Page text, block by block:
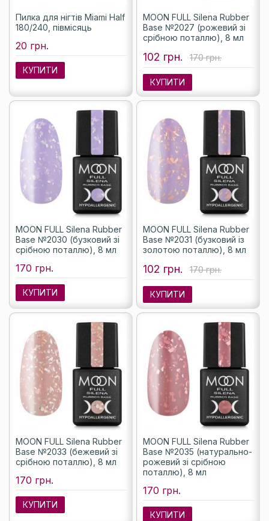
Пилка для нігтів Miami Half
180/240, півмісяць
20 грн.
КУПИТИ
MOON FULL Silena Rubber
Base №2027 (рожевий зі
срібною поталлю), 8 мл
102 грн. 170 грн.
КУПИТИ
MOON FULL Silena Rubber
Base №2030 (бузковий зі
срібною поталлю), 8 мл
170 грн.
КУПИТИ
MOON FULL Silena Rubber
Base №2031 (бузковий із
золотою поталлю), 8 мл
102 грн. 170 грн.
КУПИТИ
MOON FULL Silena Rubber
Base №2033 (бежевий зі
срібною поталлю), 8 мл
170 грн.
КУПИТИ
MOON FULL Silena Rubber
Base №2035 (натурально-
рожевий зі срібною
поталлю), 8 мл
170 грн.
КУПИТИ